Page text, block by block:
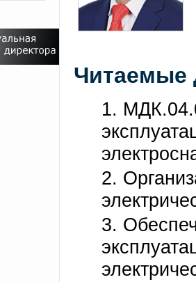
Читаемые
1.
2.
3.